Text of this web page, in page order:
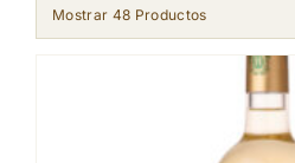
Mostrar 48 Productos